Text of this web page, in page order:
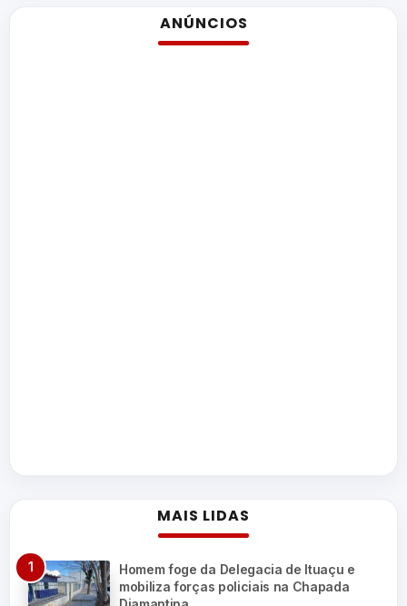
ANÚNCIOS
MAIS LIDAS
Homem foge da Delegacia de Ituaçu e
mobiliza forças policiais na Chapada